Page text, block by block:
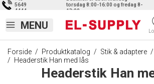
5649
4444
torsdag 8:00-16:00 og fredag 8-
13:00
Forside / Produktkatalog / Stik & adaptere /
/ Headerstik Han med lås
Headerstik Han